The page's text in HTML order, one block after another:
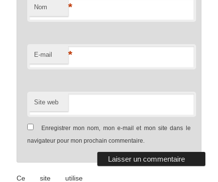
Nom *
E-mail *
Site web
Enregistrer mon nom, mon e-mail et mon site dans le
navigateur pour mon prochain commentaire.
Ce site utilise